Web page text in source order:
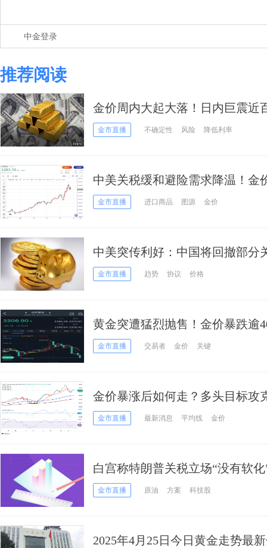
中金登录
推荐阅读
金价周内大起大落！日内巨震近
上特朗普上任100日集会，3300
金市直播 不确定性 风险 降低利率
中美关税缓和避险需求降温！金
弹金市直播 进口商品 图源 金价
中美突传利好：中国将回撤部分
3300，空头瞄准……
金市直播 趋势 协议 价格
黄金突遭猛烈抛售！金价暴跌逾
价技术分析
金市直播 交易者 金价 关键
金价暴涨后如何走？多头目标攻
首席分析师金价技术前景分析
金市直播 最新消息 平均线 金价
白宫称特朗普关税立场“没有软
普突然严厉指控鲍威尔
金市直播 原油 方案 科技股
2025年4月25日今日黄金走势最